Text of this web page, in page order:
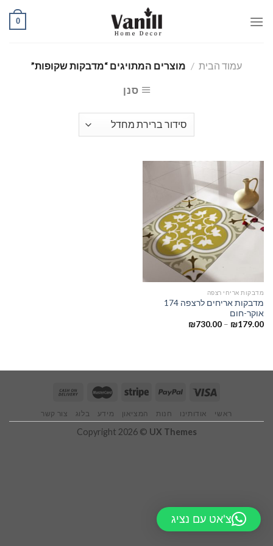
0
עמוד הבית / מוצרים המתויגים “מדבקות שקופות”
סנן
מדבקות אריחי רצפה
מדבקות אריחים לרצפה 174
אוקר-חום
₪179.00
–
₪730.00
ראשי אודותינו חנות המציאון מידע בלוג צור קשר
Copyright 2026 © UX Themes
צ'אט עם נציג